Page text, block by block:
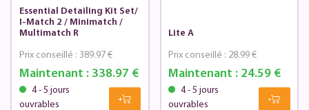
Essential Detailing Kit Set/
I-Match 2 / Minimatch /
Multimatch R
Maintenant :338.97 €
Prix conseillé : 389.97 €
4 - 5 jours
ouvrables
Lite A
Maintenant : 24.59 €
Prix conseillé : 28.99 €
4 - 5 jours
ouvrables